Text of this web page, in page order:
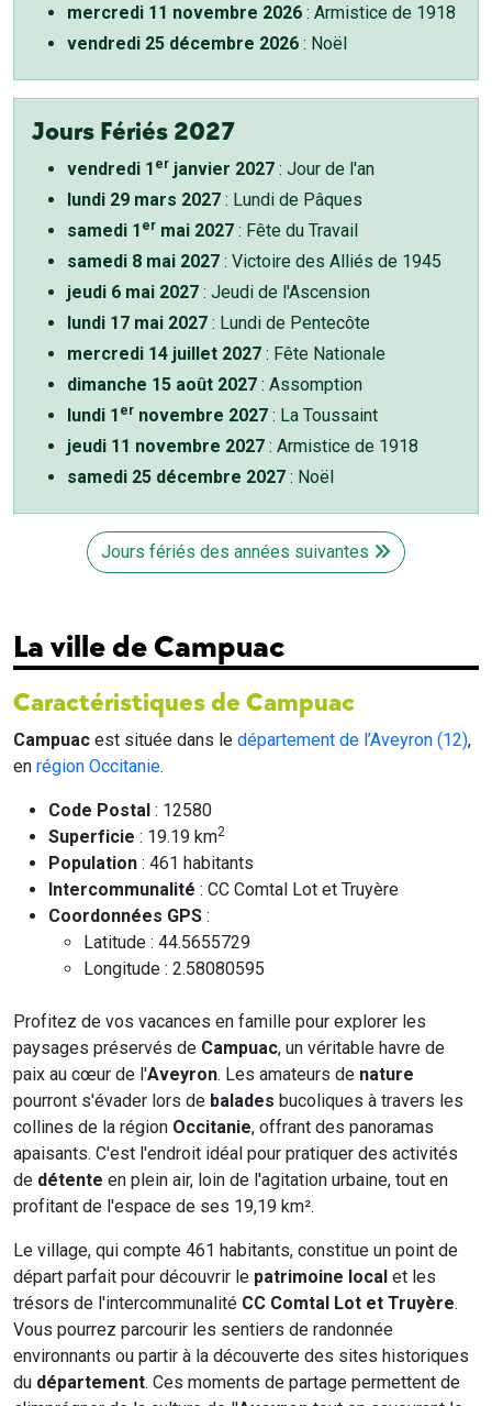
mercredi 11 novembre 2026 : Armistice de 1918
vendredi 25 décembre 2026 : Noël
Jours Fériés 2027
vendredi 1 er janvier 2027 : Jour de l'an
lundi 29 mars 2027 : Lundi de Pâques
samedi 1 er mai 2027 : Fête du Travail
samedi 8 mai 2027 : Victoire des Alliés de 1945
jeudi 6 mai 2027 : Jeudi de l'Ascension
lundi 17 mai 2027 : Lundi de Pentecôte
mercredi 14 juillet 2027 : Fête Nationale
dimanche 15 août 2027 : Assomption
lundi 1 er novembre 2027 : La Toussaint
jeudi 11 novembre 2027 : Armistice de 1918
samedi 25 décembre 2027 : Noël
Jours fériés des années suivantes
La ville de Campuac
Caractéristiques de Campuac
Campuac est située dans le département de l’Aveyron (12),
en région Occitanie.
Code Postal : 12580
Superficie : 19.19 km2
Population : 461 habitants
Intercommunalité : CC Comtal Lot et Truyère
Coordonnées GPS :
Latitude : 44.5655729
Longitude : 2.58080595
Profitez de vos vacances en famille pour explorer les
paysages préservés de Campuac, un véritable havre de
paix au cœur de l'Aveyron. Les amateurs de nature
pourront s'évader lors de balades bucoliques à travers les
collines de la région Occitanie, offrant des panoramas
apaisants. C'est l'endroit idéal pour pratiquer des activités
de détente en plein air, loin de l'agitation urbaine, tout en
profitant de l'espace de ses 19,19 km².
Le village, qui compte 461 habitants, constitue un point de
départ parfait pour découvrir le patrimoine local et les
trésors de l'intercommunalité CC Comtal Lot et Truyère.
Vous pourrez parcourir les sentiers de randonnée
environnants ou partir à la découverte des sites historiques
du département. Ces moments de partage permettent de